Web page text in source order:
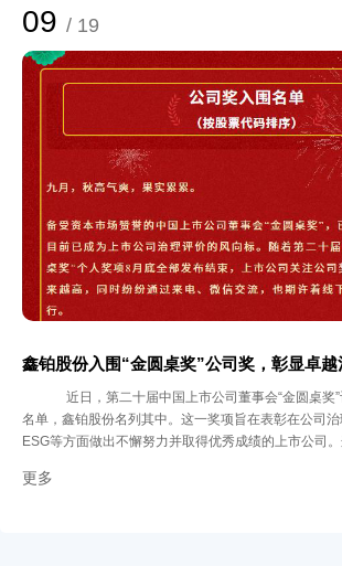
聚焦新能源汽车轻量化与安全性的双重需求，针对传统
上的技术瓶颈，开发具有自主知识产权的高强韧合金材
能提升，满足智能驾驶场景下电池托盘、车身结构件
鑫铂股份的产业布局始终与国家战略同频共振，形成覆
再生铝等领域的多元化产品矩阵。此次签约项目，正是
略的关键落子。目前，鑫铂股份为国内多家头部车企供
核心零部件，并在重庆设立新能源汽车零部件制造基地
场。今年，新能源汽车业务持续攀升，成为第二增长极
在高端铝合金材料领域的竞争优势。 站在“十四五”收官
点，鑫铂股份以技术突破与人才集聚为双轮驱动，在高
行。未来，鑫铂股份将继续深化与中南大学等科研院所
科技强企为战略方向，为实现“新能源+新科技”双赛道
鑫铂股份将始终与行业同仁同心同行，在高质量发展的
赢未来。
09 / 19
鑫铂股份入围“金圆桌奖”公司奖，彰显卓越
近日，第二十届中国上市公司董事会“金圆桌奖
名单，鑫铂股份名列其中。这一奖项旨在表彰在公司
ESG等方面做出不懈努力并取得优秀成绩的上市公司
获“优秀董事会奖”，此次再度入围，体现了鑫铂股份在
更多